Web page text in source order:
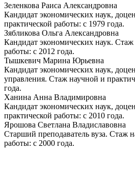
Зеленкова Раиса Александровна
Кандидат экономических наук,
практической работы: с 1979 года.
Зябликова Ольга Александровна
Кандидат экономических наук.
работы: с 2012 года.
Тышкевич Марина Юрьевна
Кандидат экономических наук,
управления. Стаж научной и
года.
Ханина Анна Владимировна
Кандидат экономических наук,
практической работы: с 2010 года.
Ярошова Светлана Владиславовна
Старший преподаватель вуза. Стаж
работы: с 2000 года.